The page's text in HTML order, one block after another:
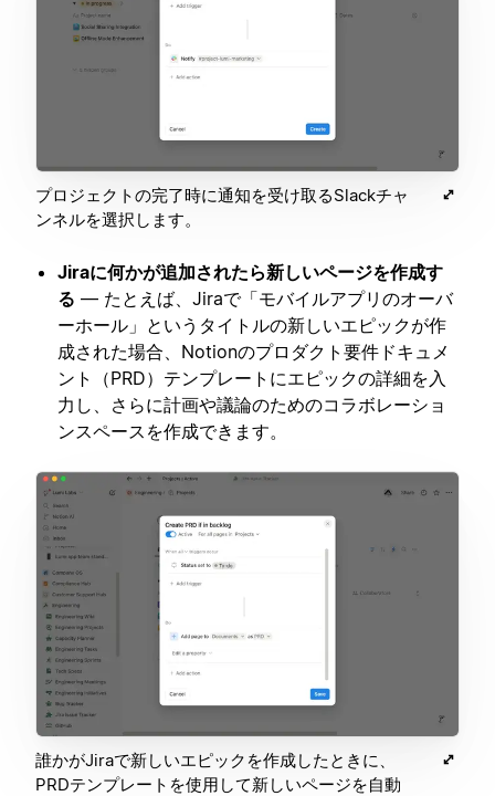
プロジェクトの完了時に通知を受け取るSlackチャ
ンネルを選択します。
Jiraに何かが追加されたら新しいページを作成す
る — たとえば、Jiraで「モバイルアプリのオーバ
ーホール」というタイトルの新しいエピックが作
成された場合、Notionのプロダクト要件ドキュメ
ント（PRD）テンプレートにエピックの詳細を入
力し、さらに計画や議論のためのコラボレーショ
ンスペースを作成できます。
誰かがJiraで新しいエピックを作成したときに、
PRDテンプレートを使用して新しいページを自動